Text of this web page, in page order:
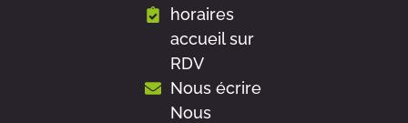
horaires
accueil sur
RDV
Nous écrire
Nous